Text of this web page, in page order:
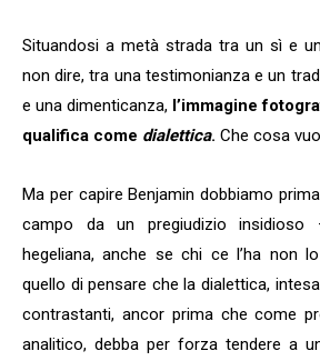
Situandosi a metà strada tra un sì e
non dire, tra una testimonianza e un
e una dimenticanza, l’immagine
qualifica come dialettica. Che cosa
Ma per capire Benjamin dobbiamo
campo da un pregiudizio
hegeliana, anche se chi ce l’ha non
quello di pensare che la dialettica,
contrastanti, ancor prima che come
analitico, debba per forza tendere a